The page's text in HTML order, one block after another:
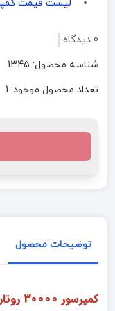
لیست قیمت
0 دیدگاه
شناسه محصول: 1345
تعداد محصول موجود: 1
توضیحات محصول
کمپرسور 30000 روتاری GMCC مدل PH480X3CS-4MU1 گاز 22